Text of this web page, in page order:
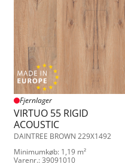
Fjernlager
VIRTUO 55 RIGID
ACOUSTIC
DAINTREE BROWN 229X1492
Minimumkøb: 1,19 m²
Varenr.: 39091010